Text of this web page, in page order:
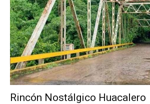
Rincón Nostálgico Huacalero